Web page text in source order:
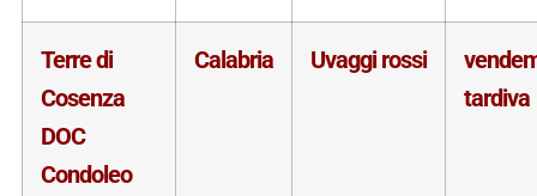
Terre di
Cosenza
DOC
Condoleo
Calabria Uvaggi rossi
tardiva